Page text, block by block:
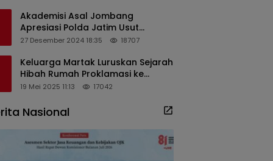
Akademisi Asal Jombang
Apresiasi Polda Jatim Usut
Dugaan Korupsi Pengisian
27 Desember 2024 18:35 18707
Keluarga Martak Luruskan Sejarah
Hibah Rumah Proklamasi ke
Soekarno
19 Mei 2025 11:13 17042
Nasional